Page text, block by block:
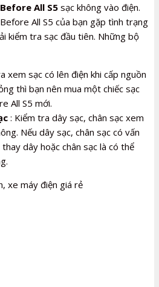
All S5 sạc không vào điện.
All S5 của bạn gặp tình trạng
kiểm tra sạc đầu tiên. Những bộ
xem sạc có lên điện khi cấp nguồn
thì bạn nên mua một chiếc sạc
All S5 mới.
: Kiểm tra dây sạc, chân sạc xem
Nếu dây sạc, chân sạc có vấn
dây hoặc chân sạc là có thể